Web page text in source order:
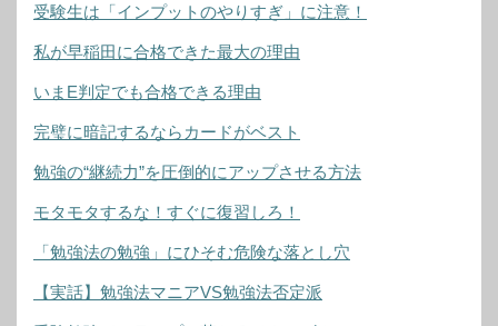
受験生は「インプットのやりすぎ」に注意！
私が早稲田に合格できた最大の理由
いまE判定でも合格できる理由
完璧に暗記するならカードがベスト
勉強の“継続力”を圧倒的にアップさせる方法
モタモタするな！すぐに復習しろ！
「勉強法の勉強」にひそむ危険な落とし穴
【実話】勉強法マニアVS勉強法否定派